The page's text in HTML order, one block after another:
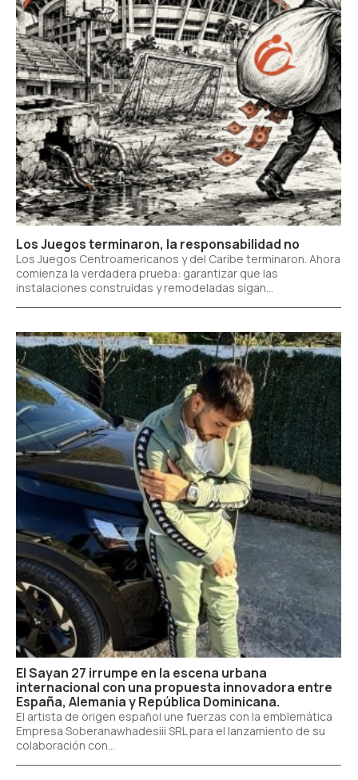
Los Juegos terminaron, la responsabilidad no
Los Juegos Centroamericanos y del Caribe terminaron. Ahora
comienza la verdadera prueba: garantizar que las
instalaciones construidas y remodeladas sigan...
El Sayan 27 irrumpe en la escena urbana
internacional con una propuesta innovadora entre
España, Alemania y República Dominicana.
​El artista de origen español une fuerzas con la emblemática
Empresa Soberanawhadesiii SRL para el lanzamiento de su
colaboración con...